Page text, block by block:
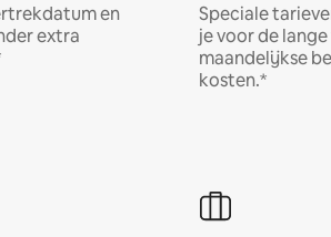
en
extra
Speciale
je voor de
maandelijkse
kosten.*